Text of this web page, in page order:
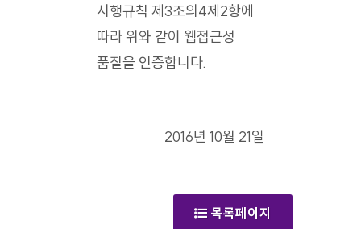
시행규칙 제3조의4제2항에
따라 위와 같이 웹접근성
품질을 인증합니다.
2016년 10월 21일
목록페이지